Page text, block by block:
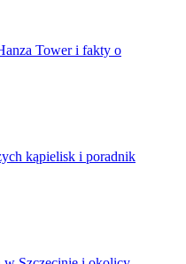
Tower i fakty o
kąpielisk i poradnik